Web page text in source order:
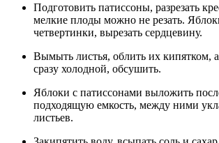
Подготовить патиссоны, разрезать
мелкие плоды можно не резать.
четвертинки, вырезать сердцевину.
Вымыть листья, облить их кипятком,
сразу холодной, обсушить.
Яблоки с патиссонами выложить
подходящую емкость, между ними
листьев.